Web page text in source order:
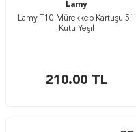
Lamy
Lamy T10 Mürekkep Kartuşu 5’li
Kutu Yeşil
210.00 TL